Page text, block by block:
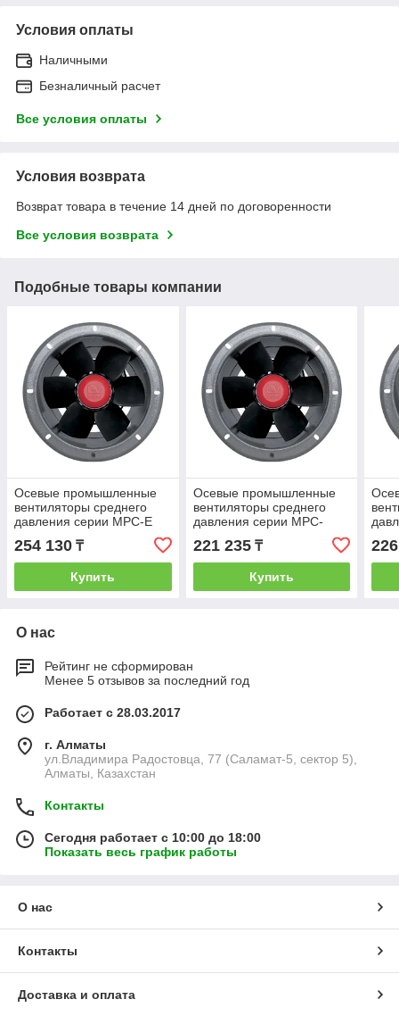
Условия оплаты
Наличными
Безналичный расчет
Все условия оплаты
Условия возврата
Возврат товара в течение 14 дней по договоренности
Все условия возврата
Подобные товары компании
Осевые промышленные
вентиляторы среднего
давления серии MPС-Е
254 130 ₸
Купить
Осевые промышленные
вентиляторы среднего
давления серии MPС-
221 235₸
Купить
О нас
Рейтинг не сформирован
Менее 5 отзывов за последний год
Работает с 28.03.2017
г. Алматы
ул.Владимира Радостовца, 77 (Саламат-5, сектор 5),
Алматы, Казахстан
Контакты
Сегодня работает с 10:00 до 18:00
Показать весь график работы
О нас
Контакты
Доставка и оплата